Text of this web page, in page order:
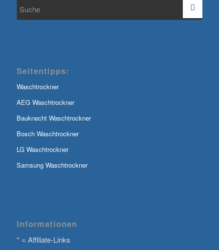
Seitentipps:
Waschtrockner
AEG Waschtrockner
Bauknecht Waschtrockner
Bosch Waschtrockner
LG Waschtrockner
Samsung Waschtrockner
Informationen
* = Affiliate-Links